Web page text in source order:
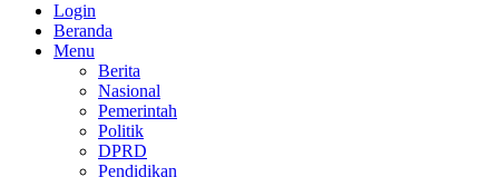
Login
Beranda
Menu
Berita
Nasional
Pemerintah
Politik
DPRD
Pendidikan